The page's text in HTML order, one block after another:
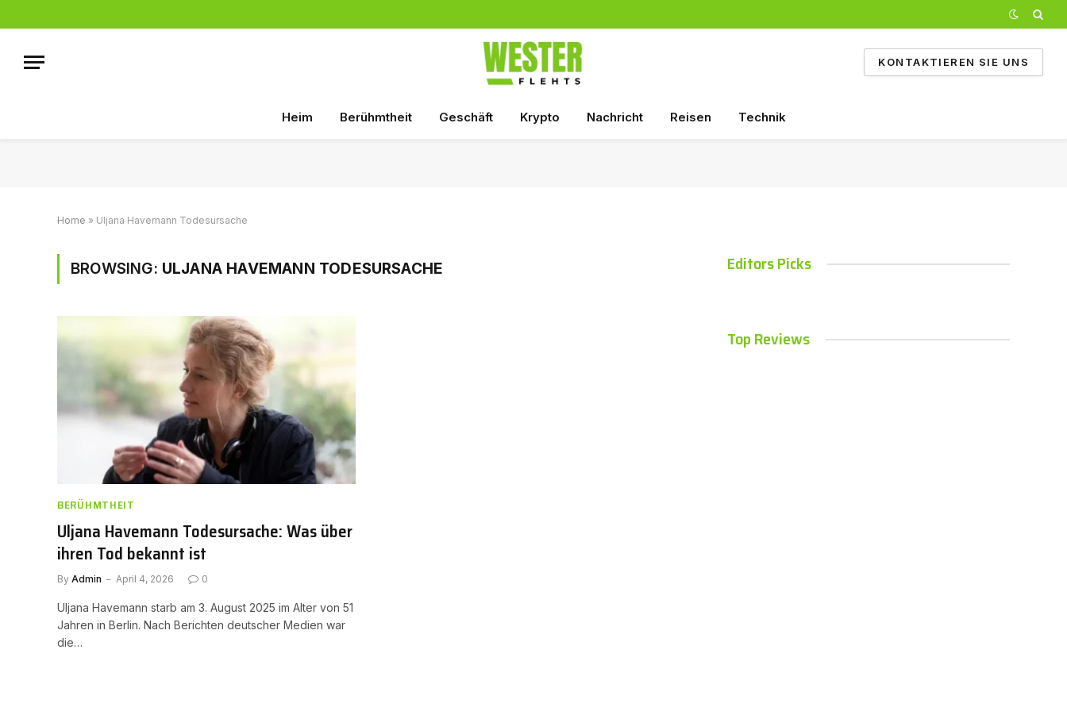
KONTAKTIEREN SIE UNS
Heim Berühmtheit Geschäft Krypto Nachricht Reisen Technik
Home » Uljana Havemann Todesursache
BROWSING: ULJANA HAVEMANN TODESURSACHE
BERÜHMTHEIT
Uljana Havemann Todesursache: Was über
ihren Tod bekannt ist
By Admin April 4, 2026 0
Uljana Havemann starb am 3. August 2025 im Alter von 51
Jahren in Berlin. Nach Berichten deutscher Medien war
die…
Editors Picks
Top Reviews